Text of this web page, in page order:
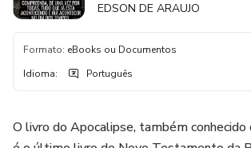
EDSON DE ARAUJO
Formato: eBooks ou Documentos
Idioma: Português
O livro do Apocalipse, também conhecido